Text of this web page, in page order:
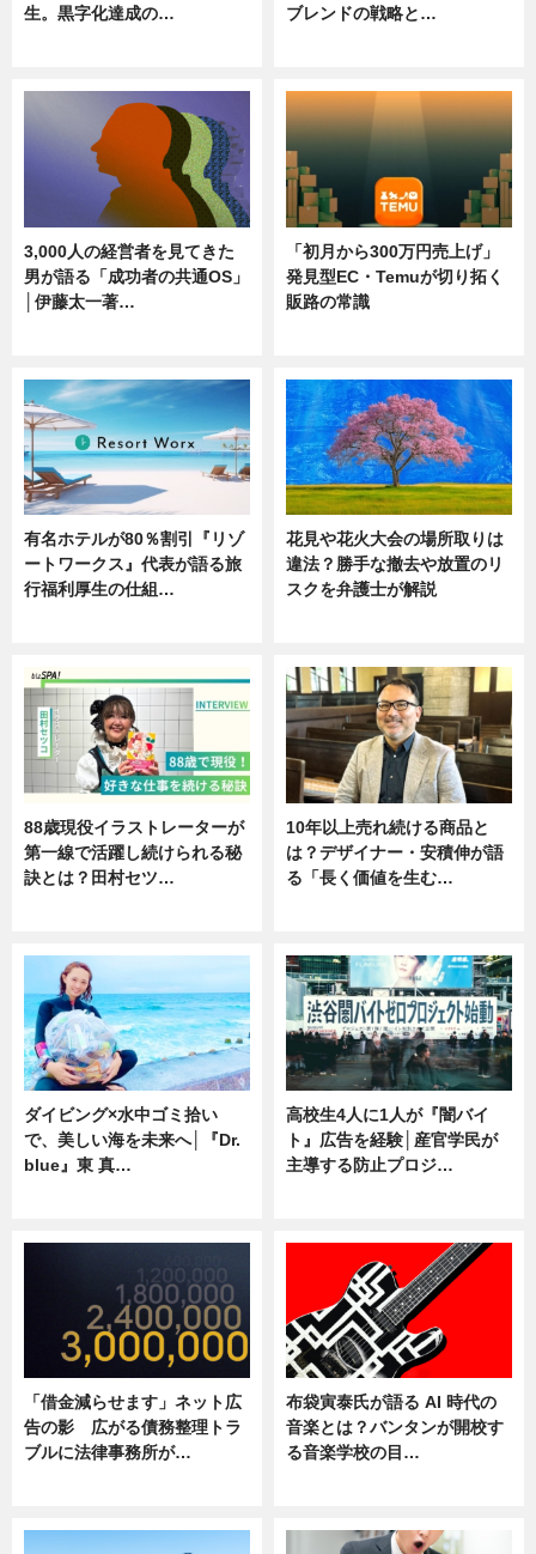
生。黒字化達成の…
ブレンドの戦略と…
3,000人の経営者を見てきた
男が語る「成功者の共通OS」
│伊藤太一著…
「初月から300万円売上げ」
発見型EC・Temuが切り拓く
販路の常識
有名ホテルが80％割引『リゾ
ートワークス』代表が語る旅
行福利厚生の仕組…
花見や花火大会の場所取りは
違法？勝手な撤去や放置のリ
スクを弁護士が解説
88歳現役イラストレーターが
第一線で活躍し続けられる秘
訣とは？田村セツ…
10年以上売れ続ける商品と
は？デザイナー・安積伸が語
る「長く価値を生む…
ダイビング×水中ゴミ拾い
で、美しい海を未来へ│『Dr.
blue』東 真…
高校生4人に1人が『闇バイ
ト』広告を経験│産官学民が
主導する防止プロジ…
「借金減らせます」ネット広
告の影 広がる債務整理トラ
ブルに法律事務所が…
布袋寅泰氏が語る AI 時代の
音楽とは？バンタンが開校す
る音楽学校の目…